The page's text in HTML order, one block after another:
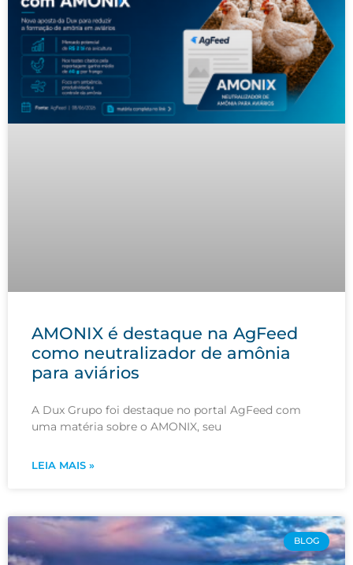
AMONIX é destaque na AgFeed
como neutralizador de amônia
para aviários
A Dux Grupo foi destaque no portal AgFeed com
uma matéria sobre o AMONIX, seu
LEIA MAIS »
BLOG